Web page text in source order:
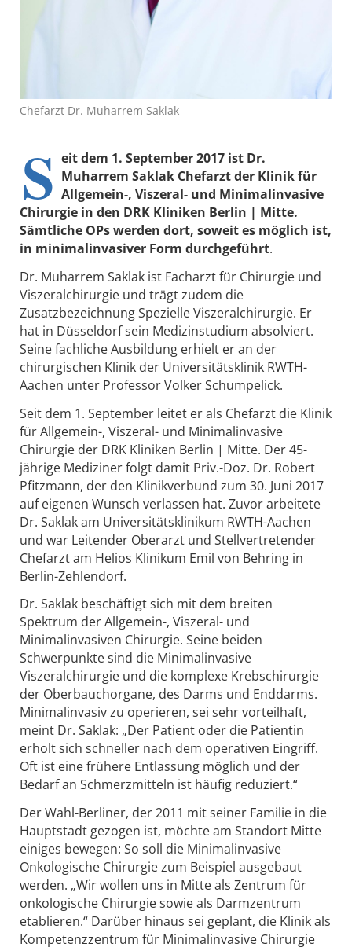
Chefarzt Dr. Muharrem Saklak
S eit dem 1. September 2017 ist Dr.
Muharrem Saklak Chefarzt der Klinik für
Allgemein-, Viszeral- und Minimalinvasive
Chirurgie in den DRK Kliniken Berlin | Mitte.
Sämtliche OPs werden dort, soweit es möglich ist,
in minimalinvasiver Form durchgeführt.
Dr. Muharrem Saklak ist Facharzt für Chirurgie und
Viszeralchirurgie und trägt zudem die
Zusatzbezeichnung Spezielle Viszeralchirurgie. Er
hat in Düsseldorf sein Medizinstudium absolviert.
Seine fachliche Ausbildung erhielt er an der
chirurgischen Klinik der Universitätsklinik RWTH-
Aachen unter Professor Volker Schumpelick.
Seit dem 1. September leitet er als Chefarzt die Klinik
für Allgemein-, Viszeral- und Minimalinvasive
Chirurgie der DRK Kliniken Berlin | Mitte. Der 45-
jährige Mediziner folgt damit Priv.-Doz. Dr. Robert
Pfitzmann, der den Klinikverbund zum 30. Juni 2017
auf eigenen Wunsch verlassen hat. Zuvor arbeitete
Dr. Saklak am Universitätsklinikum RWTH-Aachen
und war Leitender Oberarzt und Stellvertretender
Chefarzt am Helios Klinikum Emil von Behring in
Berlin-Zehlendorf.
Dr. Saklak beschäftigt sich mit dem breiten
Spektrum der Allgemein-, Viszeral- und
Minimalinvasiven Chirurgie. Seine beiden
Schwerpunkte sind die Minimalinvasive
Viszeralchirurgie und die komplexe Krebschirurgie
der Oberbauchorgane, des Darms und Enddarms.
Minimalinvasiv zu operieren, sei sehr vorteilhaft,
meint Dr. Saklak: „Der Patient oder die Patientin
erholt sich schneller nach dem operativen Eingriff.
Oft ist eine frühere Entlassung möglich und der
Bedarf an Schmerzmitteln ist häufig reduziert.“
Der Wahl-Berliner, der 2011 mit seiner Familie in die
Hauptstadt gezogen ist, möchte am Standort Mitte
einiges bewegen: So soll die Minimalinvasive
Onkologische Chirurgie zum Beispiel ausgebaut
werden. „Wir wollen uns in Mitte als Zentrum für
onkologische Chirurgie sowie als Darmzentrum
etablieren.“ Darüber hinaus sei geplant, die Klinik als
Kompetenzzentrum für Minimalinvasive Chirurgie